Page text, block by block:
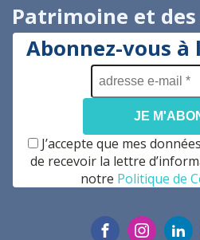
Patrimoine et
Abonnez-vous
e-
mail
*
J’accepte que mes
de recevoir la lettre
notre Politique de